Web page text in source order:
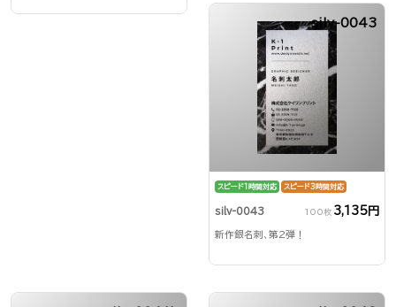
silv-0043
スピード1時間対応 スピード3時間対応
silv-0043 100枚 3,135円
新作銀名刺、第2弾！